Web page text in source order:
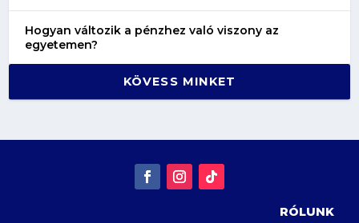
Hogyan változik a pénzhez való viszony az
egyetemen?
KÖVESS MINKET
RÓLUNK